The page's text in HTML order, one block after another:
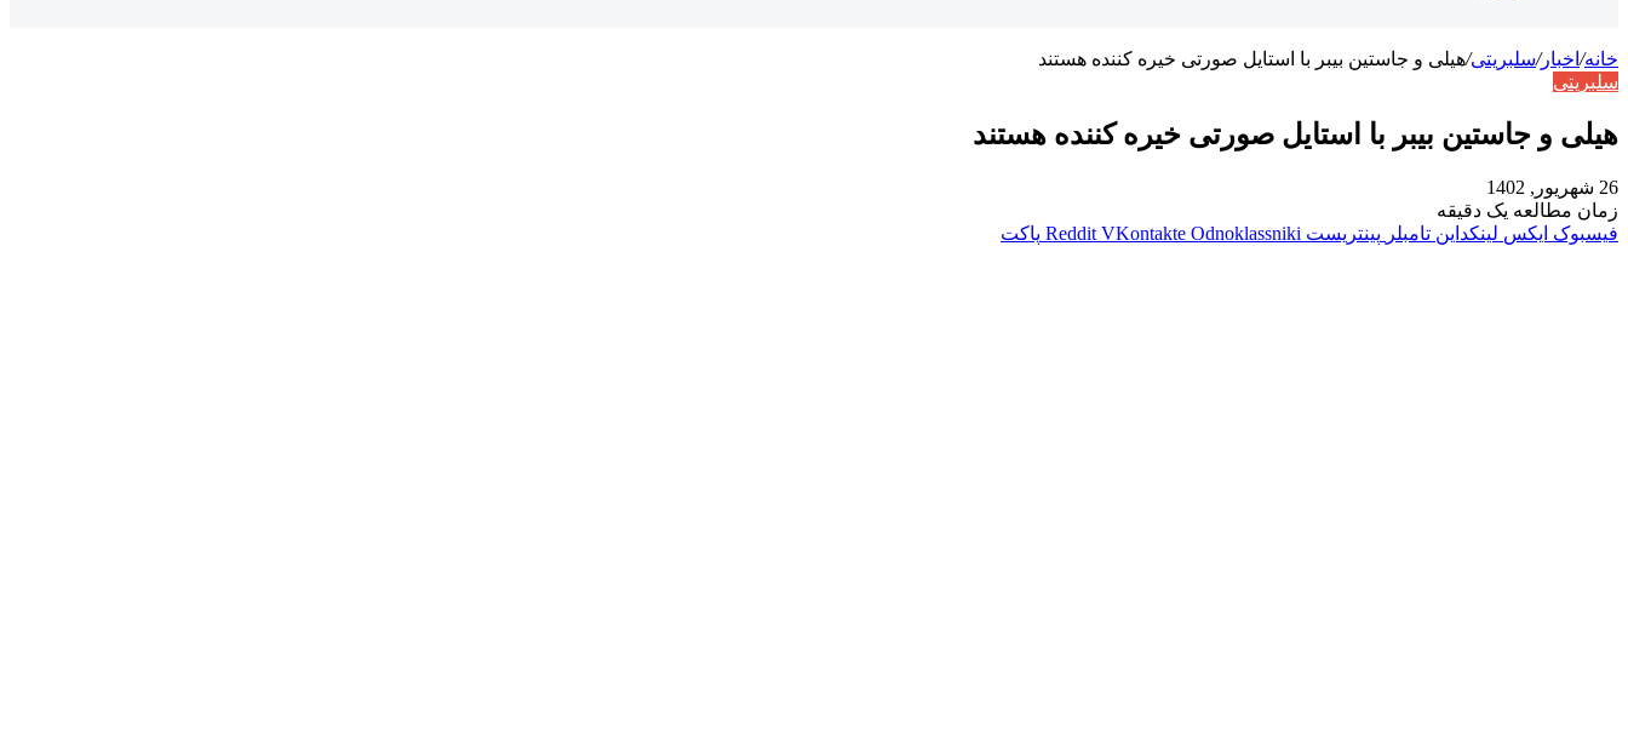
خانه/ اخبار/سلبریتی/هیلی و جاستین بیبر با استایل صورتی خیره کننده هستند
سلبریتی
هیلی و جاستین بیبر با استایل صورتی خیره کننده هستند
26 شهریور, 1402
زمان مطالعه یک دقیقه
فیسبوک ایکس لینکداین تامبلر پینتریست Reddit VKontakte Odnoklassniki پاکت